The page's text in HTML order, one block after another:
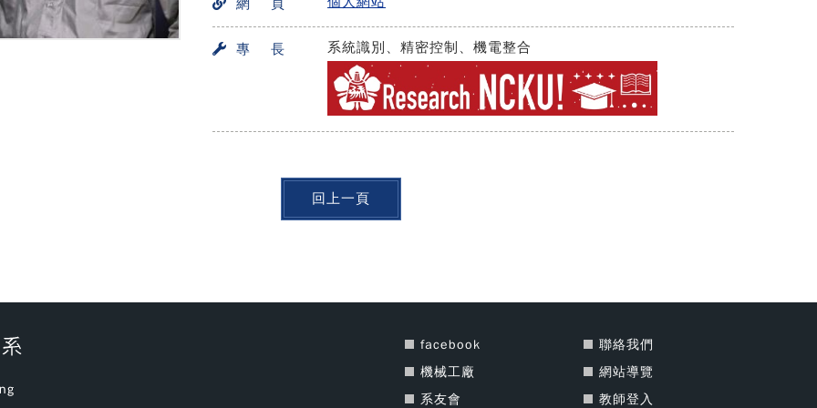
網 頁
專 長 系統識別、精密控制、機電整合
回上一頁
facebook
機械工廠
系友會
聯絡我們
網站導覽
教師登入